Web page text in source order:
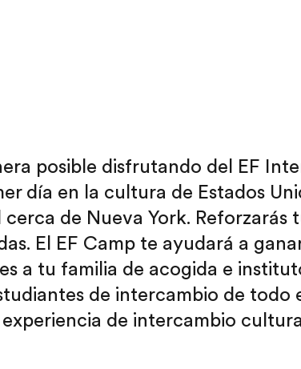
posible disfrutando del EF
día en la cultura de Estados
de Nueva York. Reforzarás
El EF Camp te ayudará a
a tu familia de acogida e
de intercambio de todo
de intercambio